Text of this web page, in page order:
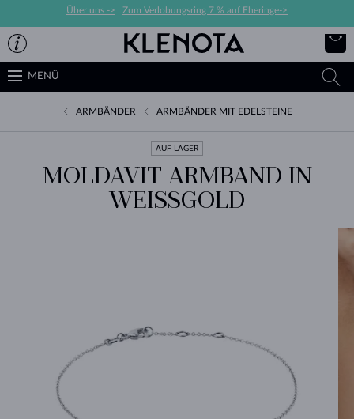
Über uns -> Zum Verlobungsring 7 % auf Eheringe->
MENÜ
ARMBÄNDER ARMBÄNDER MIT EDELSTEINE
AUF LAGER
MOLDAVIT ARMBAND IN
WEISSGOLD